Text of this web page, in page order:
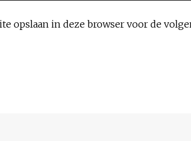
opslaan in deze browser voor de